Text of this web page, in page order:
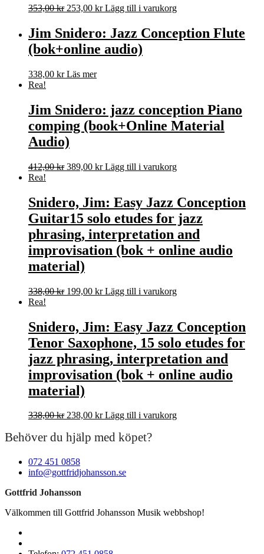
353,00kr Det
priset
var:
353,00 kr.
253,00 krDet
priset
är:
253,00 kr.
Lägg till i varukorg
Jim Snidero: Jazz Conception Flute
(bok+online audio)
338,00 kr Läs mer
Rea!
Jim Snidero: jazz conception Piano
comping (book+Online Material
Audio)
412,00kr Det
412,00 kr.
389,00 krDet
389,00 kr.
Lägg till i varukorg
Rea!
Snidero, Jim: Easy Jazz Conception
Guitar15 solo etudes for jazz
phrasing, interpretation and
improvisation (bok + online audio
material)
338,00kr Det
338,00 kr.
199,00 krDet
199,00 kr.
Lägg till i varukorg
Rea!
Snidero, Jim: Easy Jazz Conception
Tenor Saxophone, 15 solo etudes for
jazz phrasing, interpretation and
improvisation (bok + online audio
material)
338,00kr Det
priset
var:
338,00 kr.
238,00 krDet
priset
Lägg till i varukorg
Behöver du hjälp med köpet?
072 451 0858
info@gottfridjohansson.se
Gottfrid Johansson
Välkommen till Gottfrid Johansson Musik webbshop!